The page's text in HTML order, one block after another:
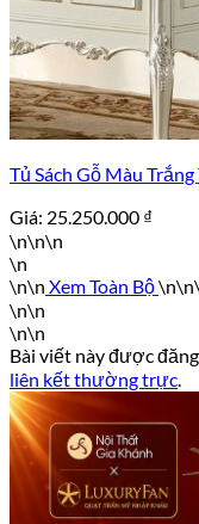
Tủ Sách Gỗ Màu
Giá: 25.250.000 ₫
\n\n\n
\n
\n\n Xem Toàn Bộ
\n\n
\n\n
Bài viết này được
liên kết thường trực.